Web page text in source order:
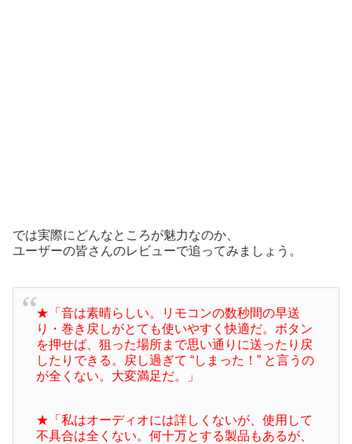
では実際にどんなところが魅力なのか、
ユーザーの皆さんのレビューで追ってみましょう。
★「音は素晴らしい。リモコンの数秒間の早送
り・巻き戻しがとても使いやすく快適だ。ボタン
を押せば、狙った場所まで思い通りに送ったり戻
したりできる。
戻し過ぎて “しまった！” と言うの
が全くない。大変満足だ。」
★「私はオーディオには詳しくないが、使用して
不具合は全くない。何十万とする製品もあるが、